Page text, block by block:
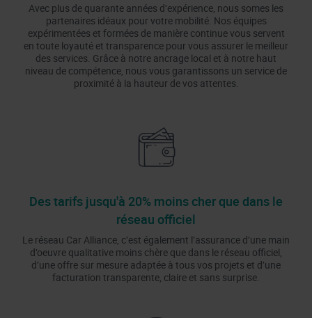
Avec plus de quarante années d’expérience, nous somes les
partenaires idéaux pour votre mobilité. Nos équipes
expérimentées et formées de manière continue vous servent
en toute loyauté et transparence pour vous assurer le meilleur
des services. Grâce à notre ancrage local et à notre haut
niveau de compétence, nous vous garantissons un service de
proximité à la hauteur de vos attentes.
Des tarifs jusqu'à 20% moins cher que dans le
réseau officiel
Le réseau Car Alliance, c’est également l’assurance d’une main
d’oeuvre qualitative moins chère que dans le réseau officiel,
d’une offre sur mesure adaptée à tous vos projets et d’une
facturation transparente, claire et sans surprise.